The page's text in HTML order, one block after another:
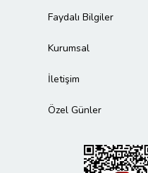
Faydalı Bilgiler
Kurumsal
İletişim
Özel Günler